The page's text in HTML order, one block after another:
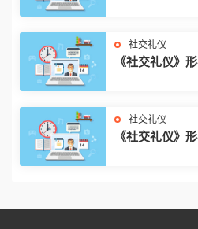
社交礼仪
《社交礼仪》
社交礼仪
《社交礼仪》